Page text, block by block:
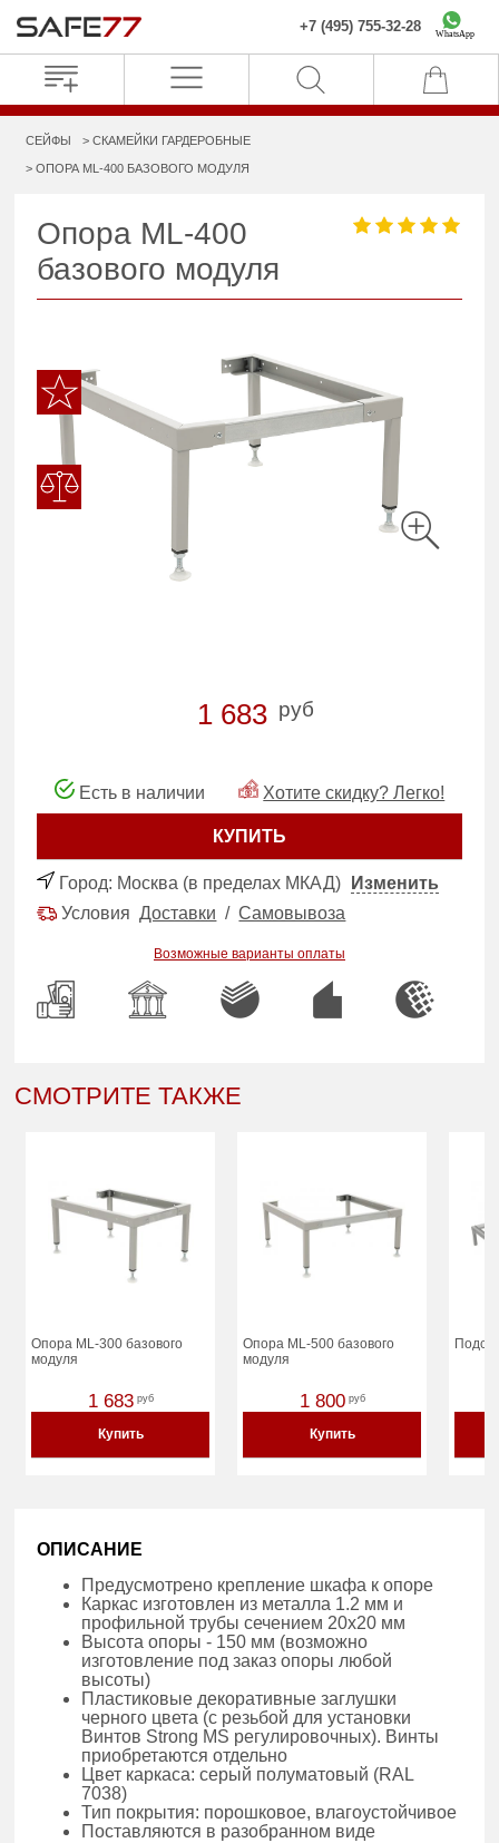
+7 (495) 755-32-28 WhatsApp
СЕЙФЫ СКАМЕЙКИ ГАРДЕРОБНЫЕ
ОПОРА ML-400 БАЗОВОГО МОДУЛЯ
Опора ML-400
базового модуля
1 683 руб
Есть в наличии Хотите скидку? Легко!
КУПИТЬ
Город: Москва (в пределах МКАД)
Изменить
УсловияДоставки /Самовывоза
Возможные варианты оплаты
СМОТРИТЕ ТАКЖЕ
Опора ML-300 базового
модуля
1 683 руб
Купить
Опора ML-500 базового
модуля
1 800 руб
Купить
ОПИСАНИЕ
Предусмотрено крепление шкафа к опоре
Каркас изготовлен из металла 1.2 мм и
профильной трубы сечением 20х20 мм
Высота опоры - 150 мм (возможно
изготовление под заказ опоры любой
высоты)
Пластиковые декоративные заглушки
черного цвета (с резьбой для установки
Винтов Strong MS регулировочных). Винты
приобретаются отдельно
Цвет каркаса: серый полуматовый (RAL
7038)
Тип покрытия: порошковое, влагоустойчивое
Поставляются в разобранном виде